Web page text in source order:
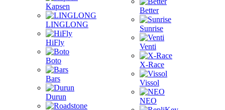
Kapsen
LINGLONG
HiFly
Boto
Bars
Durun
Better
Sunrise
Venti
X-Race
Vissol
NEO